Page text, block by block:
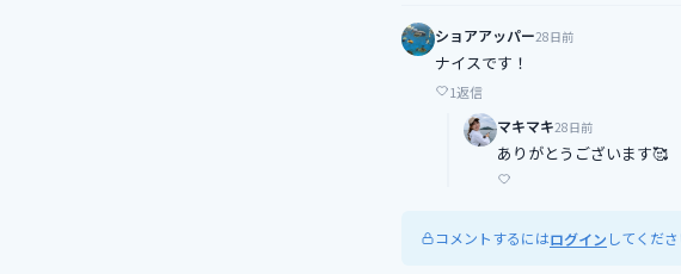
ショアアッパー28日前
ナイスです！
1返信
マキマキ28日前
ありがとうございます🥰
コメントするにはログイン してくださ